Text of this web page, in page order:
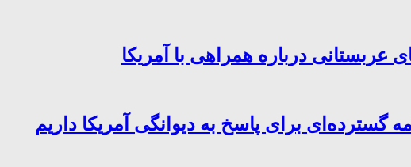
عربستانی درباره همراهی با آمریکا
گسترده‌ای برای پاسخ به دیوانگی آمریکا داریم